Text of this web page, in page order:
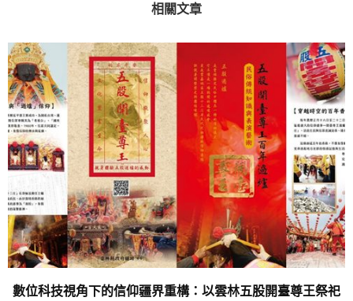
相關文章
數位科技視角下的信仰疆界重構：以雲林五股開臺尊王祭祀